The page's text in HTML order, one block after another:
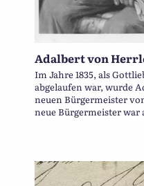
Adalbert von
Im Jahre 1835, als
abgelaufen war, wurde
neuen Bürgermeister
neue Bürgermeister war